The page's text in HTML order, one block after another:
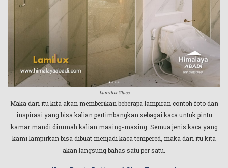
Lamilux Glass
Maka dari itu kita akan memberikan beberapa lampiran contoh foto dan
inspirasi yang bisa kalian pertimbangkan sebagai kaca untuk pintu
kamar mandi dirumah kalian masing-masing. Semua jenis kaca yang
kami lampirkan bisa dibuat menjadi kaca tempered, maka dari itu kita
akan langsung bahas satu per satu.